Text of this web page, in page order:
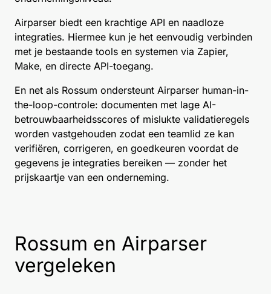
Airparser biedt een krachtige API en naadloze
integraties. Hiermee kun je het eenvoudig verbinden
met je bestaande tools en systemen via Zapier,
Make, en directe API-toegang.
En net als Rossum ondersteunt Airparser human-in-
the-loop-controle: documenten met lage AI-
betrouwbaarheidsscores of mislukte validatieregels
worden vastgehouden zodat een teamlid ze kan
verifiëren, corrigeren, en goedkeuren voordat de
gegevens je integraties bereiken — zonder het
prijskaartje van een onderneming.
Rossum en Airparser
vergeleken